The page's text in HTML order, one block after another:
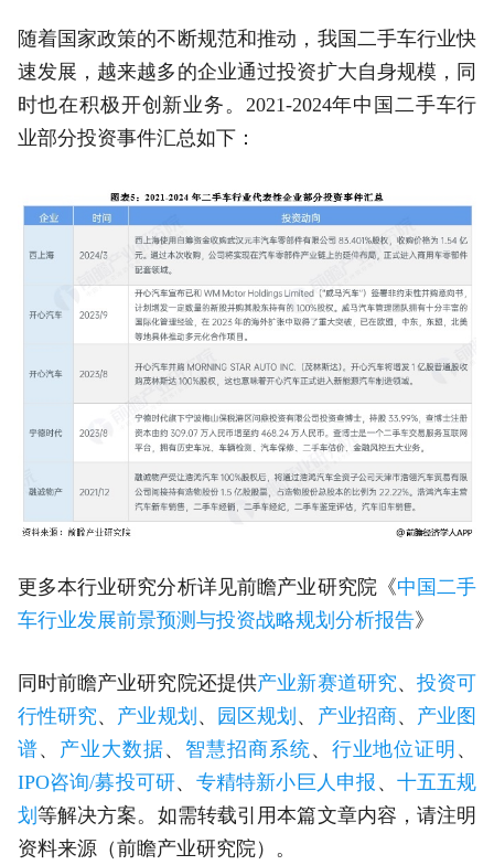
随着国家政策的不断规范和推动，我国二手车行业快
速发展，越来越多的企业通过投资扩大自身规模，同
时也在积极开创新业务。2021-2024年中国二手车行
业部分投资事件汇总如下：
更多本行业研究分析详见前瞻产业研究院《中国二手
车行业发展前景预测与投资战略规划分析报告》
同时前瞻产业研究院还提供产业新赛道研究、投资可
行性研究、 产业规划 、 园区规划 、 产业招商、 产业图
谱、 产业大数据、 智慧招商系统、 行业地位证明 、
IPO咨询/募投可研、 专精特新小巨人申报 、 十五五规
划 等解决方案。如需转载引用本篇文章内容，请注明
资料来源（前瞻产业研究院）。